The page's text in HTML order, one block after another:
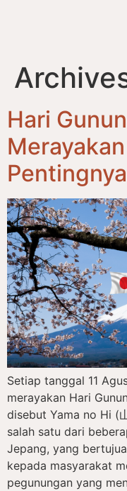
Hari
Setiap tanggal 11
merayakan Hari
disebut Yama no Hi (
salah satu dari
Jepang, yang
kepada masyarakat
pegunungan yang